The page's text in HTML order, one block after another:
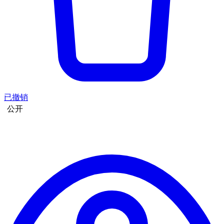
已撤销
公开